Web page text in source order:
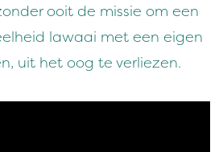
ooit de missie om een
lawaai met een eigen
uit het oog te verliezen.